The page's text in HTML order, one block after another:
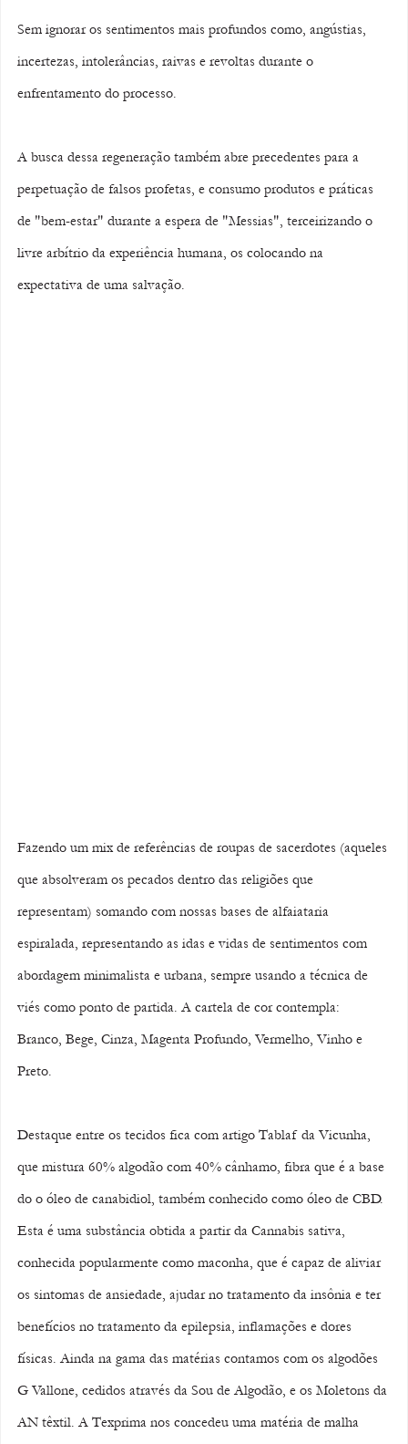
Sem ignorar os sentimentos mais profundos como, angústias,
incertezas, intolerâncias, raivas e revoltas durante o
enfrentamento do processo.
A busca dessa regeneração também abre precedentes para a
perpetuação de falsos profetas, e consumo produtos e práticas
de "bem-estar" durante a espera de "Messias", terceirizando o
livre arbítrio da experiência humana, os colocando na
expectativa de uma salvação.
Fazendo um mix de referências de roupas de sacerdotes (aqueles
que absolveram os pecados dentro das religiões que
representam) somando com nossas bases de alfaiataria
espiralada, representando as idas e vidas de sentimentos com
abordagem minimalista e urbana, sempre usando a técnica de
viés como ponto de partida. A cartela de cor contempla:
Branco, Bege, Cinza, Magenta Profundo, Vermelho, Vinho e
Preto.
Destaque entre os tecidos fica com artigo Tablaf da Vicunha,
que mistura 60% algodão com 40% cânhamo, fibra que é a base
do o óleo de canabidiol, também conhecido como óleo de CBD.
Esta é uma substância obtida a partir da Cannabis sativa,
conhecida popularmente como maconha, que é capaz de aliviar
os sintomas de ansiedade, ajudar no tratamento da insônia e ter
benefícios no tratamento da epilepsia, inflamações e dores
físicas. Ainda na gama das matérias contamos com os algodões
G Vallone, cedidos através da Sou de Algodão, e os Moletons da
AN têxtil. A Texprima nos concedeu uma matéria de malha